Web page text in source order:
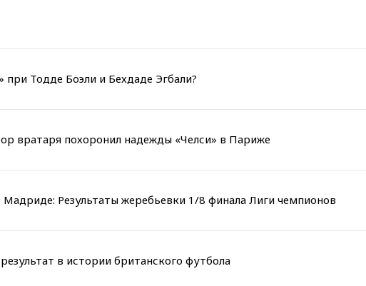
Тодде Боэли и Бехдаде Эгбали?
вратаря похоронил надежды «Челси» в Париже
Результаты жеребьевки 1/8 финала Лиги чемпионов
в истории британского футбола